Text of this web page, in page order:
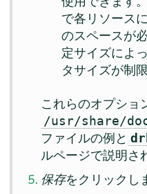
で各リソース
のスペースが
定サイズによ
タサイズが制
これらのオプショ
/usr/share/
ファイルの例と
ルページで説明さ
保存をクリックし